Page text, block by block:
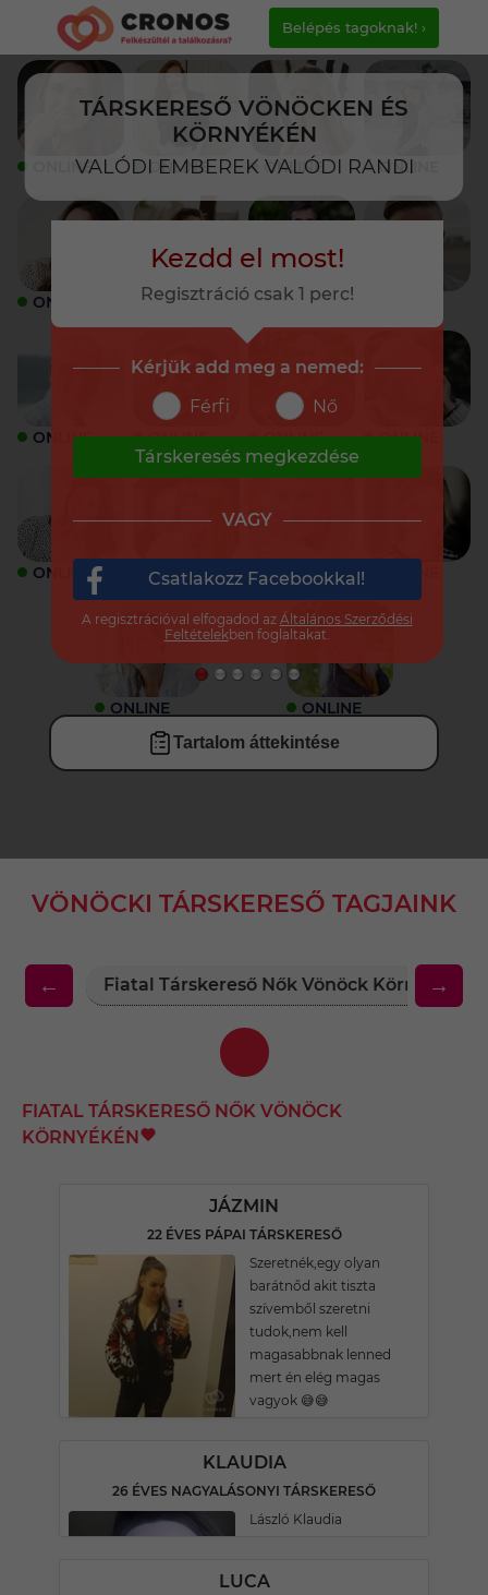
TÁRSKERESŐ VÖNÖCKEN ÉS
KÖRNYÉKÉN
VALÓDI EMBEREK VALÓDI RANDI
Belépés tagoknak! ›
ONLINE ONLINE ONLINE ONLINE
ONLINE ONLINE ONLINE
ONLINE ONLINE ONLINE ONLINE
ONLINE ONLINE ONLINE
ONLINE ONLINE
Tartalom áttekintése
VÖNÖCKI TÁRSKERESŐ TAGJAINK
← Fiatal Társkereső Nők Vönöck Környékén
→
FIATAL TÁRSKERESŐ NŐK VÖNÖCK
KÖRNYÉKÉN
JÁZMIN
22 ÉVES PÁPAI TÁRSKERESŐ
Szeretnék,egy olyan
barátnőd akit tiszta
szívemből szeretni
tudok,nem kell
magasabbnak lenned
mert én elég magas
vagyok 😅😅
KLAUDIA
26 ÉVES NAGYALÁSONYI TÁRSKERESŐ
László Klaudia
LUCA
Kezdd el most!
Regisztráció csak 1 perc!
Kérjük add meg a nemed:
Férfi
Nő
Társkeresés megkezdése
VAGY
Csatlakozz Facebookkal!
A regisztrációval elfogadod az Általános Szerződési
Feltételekben foglaltakat.